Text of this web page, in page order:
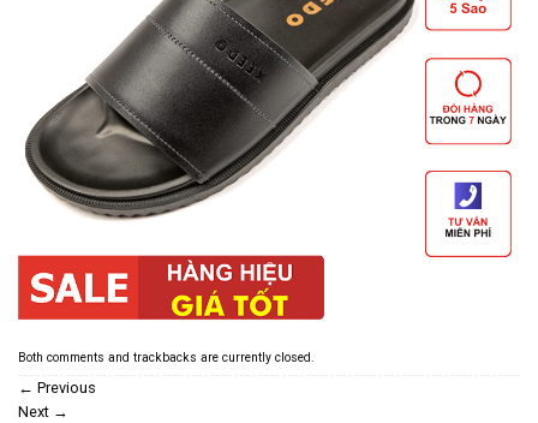
Both comments and trackbacks are currently closed.
← Previous
Next →